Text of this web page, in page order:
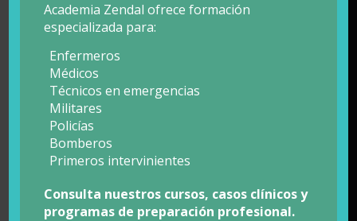
Material docente
Material docente colgado en
formato pdf, ppt y bibliografía
colgadas, realización de
supuestos en foros,
realización de test.
Academia Zendal ofrece formación
especializada para:
Enfermeros
Médicos
Técnicos en emergencias
Militares
Policías
Bomberos
Primeros intervinientes
Consulta nuestros cursos, casos clínicos y
programas de preparación profesional.